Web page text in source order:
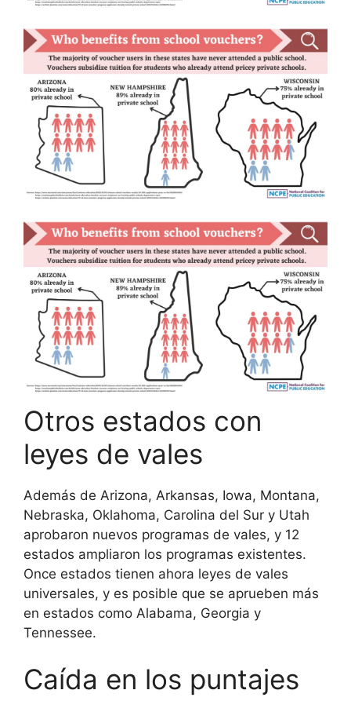
Otros estados con
leyes de vales
Además de Arizona, Arkansas, Iowa, Montana,
Nebraska, Oklahoma, Carolina del Sur y Utah
aprobaron nuevos programas de vales, y 12
estados ampliaron los programas existentes.
Once estados tienen ahora leyes de vales
universales, y es posible que se aprueben más
en estados como Alabama, Georgia y
Tennessee.
Caída en los puntajes